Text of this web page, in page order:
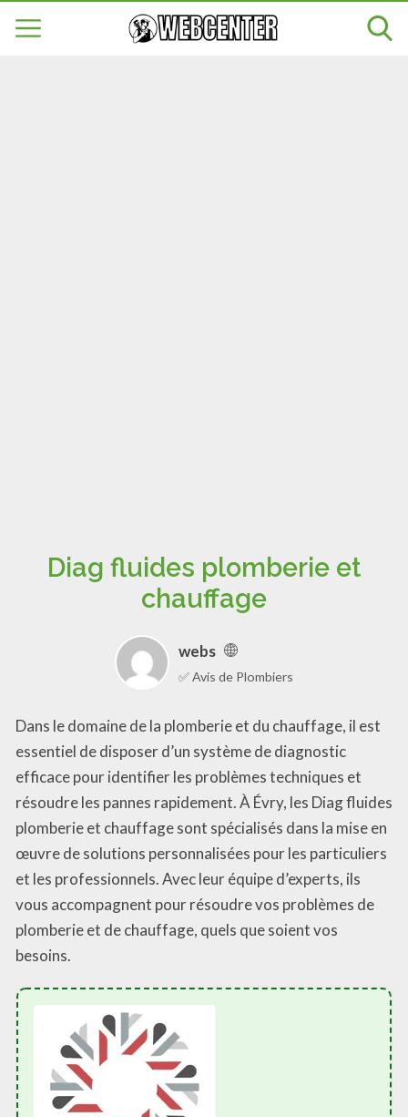
Diag fluides plomberie et
chauffage
webs
✅ Avis de Plombiers
Dans le domaine de la plomberie et du chauffage, il est
essentiel de disposer d’un système de diagnostic
efficace pour identifier les problèmes techniques et
résoudre les pannes rapidement. À Évry, les Diag fluides
plomberie et chauffage sont spécialisés dans la mise en
œuvre de solutions personnalisées pour les particuliers
et les professionnels. Avec leur équipe d’experts, ils
vous accompagnent pour résoudre vos problèmes de
plomberie et de chauffage, quels que soient vos
besoins.